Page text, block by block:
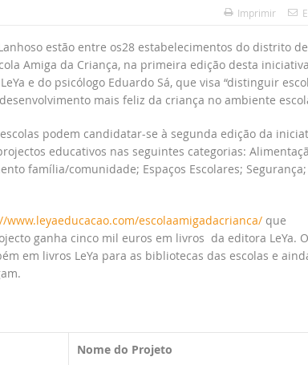
Imprimir
estão entre os28 estabelecimentos do distrito de
Amiga da Criança, na primeira edição desta
e do psicólogo Eduardo Sá, que visa “distinguir
mais feliz da criança no ambiente
podem candidatar-se à segunda edição da
educativos nas seguintes categorias:
família/comunidade; Espaços Escolares;
www.leyaeducacao.com/escolaamigadacrianca/que
ganha cinco mil euros em livros da editora LeYa. O
em livros LeYa para as bibliotecas das escolas e
Nome do Projeto